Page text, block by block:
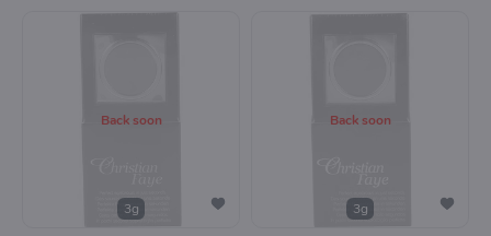
3g
Back soon
3g
Back soon